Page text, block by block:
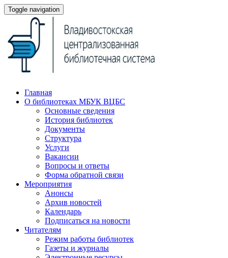
Toggle navigation
Главная
О библиотеках МБУК ВЦБС
Основные сведения
История библиотек
Документы
Структура
Услуги
Вакансии
Вопросы и ответы
Форма обратной связи
Мероприятия
Анонсы
Архив новостей
Календарь
Подписаться на новости
Читателям
Режим работы библиотек
Газеты и журналы